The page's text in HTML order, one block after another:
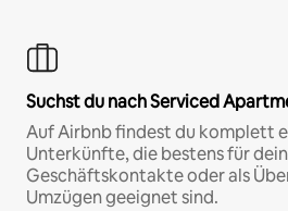
Suchst du nach Serviced
Auf Airbnb findest du komplett
Unterkünfte, die bestens für
Geschäftskontakte oder als
Umzügen geeignet sind.